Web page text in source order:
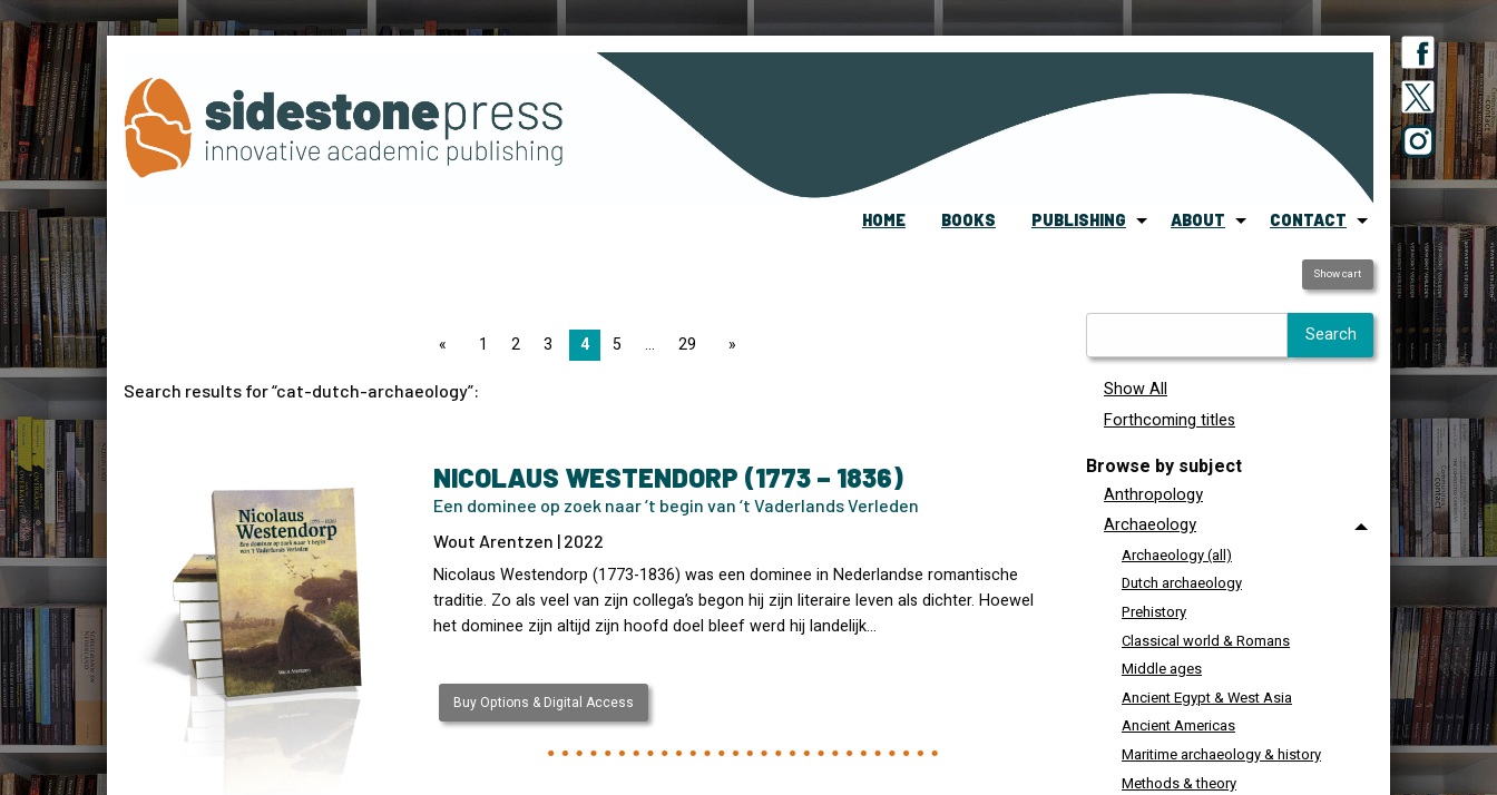
HOME BOOKS PUBLISHING ABOUT CONTACT
page1 2 3 4 5 29 page
Search results for cat-dutch-archaeology :
NICOLAUS WESTENDORP (1773 – 1836)
Een dominee op zoek naar ‘t begin van ‘t Vaderlands Verleden
Wout Arentzen | 2022
Nicolaus Westendorp (1773-1836) was een dominee in Nederlandse romantische
traditie. Zo als veel van zijn collega’s begon hij zijn literaire leven als dichter. Hoewel
het dominee zijn altijd zijn hoofd doel bleef werd hij landelijk…
Buy Options & Digital Access
Show cart
Show All
Forthcoming titles
Browse by subject
Anthropology
Archaeology
Archaeology (all)
Dutch archaeology
Prehistory
Classical world & Romans
Middle ages
Ancient Egypt & West Asia
Ancient Americas
Maritime archaeology & history
Methods & theory